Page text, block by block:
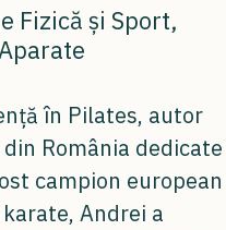
Fizică și Sport,
în Pilates, autor
România dedicate
campion european
Andrei a